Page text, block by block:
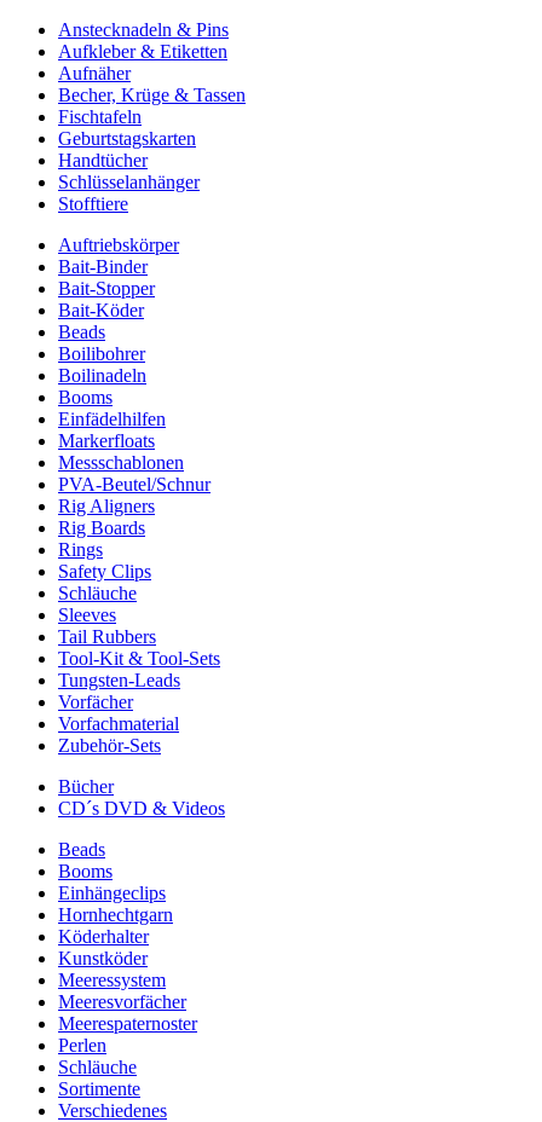
Anstecknadeln & Pins
Aufkleber & Etiketten
Aufnäher
Becher, Krüge & Tassen
Fischtafeln
Geburtstagskarten
Handtücher
Schlüsselanhänger
Stofftiere
Auftriebskörper
Bait-Binder
Bait-Stopper
Bait-Köder
Beads
Boilibohrer
Boilinadeln
Booms
Einfädelhilfen
Markerfloats
Messschablonen
PVA-Beutel/Schnur
Rig Aligners
Rig Boards
Rings
Safety Clips
Schläuche
Sleeves
Tail Rubbers
Tool-Kit & Tool-Sets
Tungsten-Leads
Vorfächer
Vorfachmaterial
Zubehör-Sets
Bücher
CD´s DVD & Videos
Beads
Booms
Einhängeclips
Hornhechtgarn
Köderhalter
Kunstköder
Meeressystem
Meeresvorfächer
Meerespaternoster
Perlen
Schläuche
Sortimente
Verschiedenes